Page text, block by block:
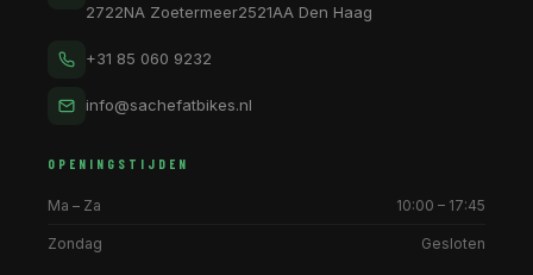
2722NA Zoetermeer2521AA Den Haag
+31 85 060 9232
info@sachefatbikes.nl
OPENINGSTIJDEN
Ma – Za 10:00 – 17:45
Zondag Gesloten